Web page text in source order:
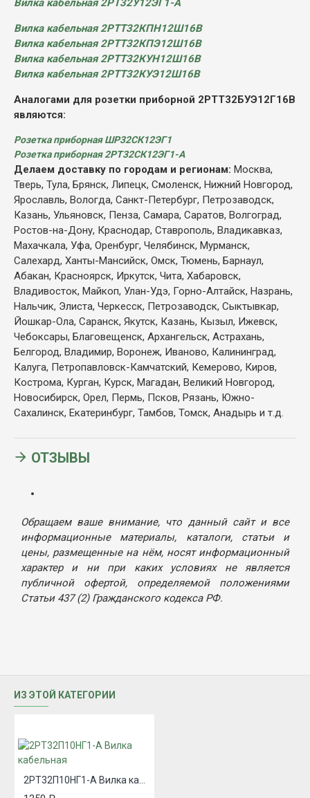
Вилка кабельная 2РТ32У12ЭГ1-А
Вилка кабельная 2РТТ32КПН12Ш16В
Вилка кабельная 2РТТ32КПЭ12Ш16В
Вилка кабельная 2РТТ32КУН12Ш16В
Вилка кабельная 2РТТ32КУЭ12Ш16В
Аналогами для розетки приборной 2РТТ32БУЭ12Г16В
являются:
Розетка приборная ШР32СК12ЭГ1
Розетка приборная 2РТ32СК12ЭГ1-А
Делаем доставку по городам и регионам: Москва,
Тверь, Тула, Брянск, Липецк, Смоленск, Нижний Новгород,
Ярославль, Вологда, Санкт-Петербург, Петрозаводск,
Казань, Ульяновск, Пенза, Самара, Саратов, Волгоград,
Ростов-на-Дону, Краснодар, Ставрополь, Владикавказ,
Махачкала, Уфа, Оренбург, Челябинск, Мурманск,
Салехард, Ханты-Мансийск, Омск, Тюмень, Барнаул,
Абакан, Красноярск, Иркутск, Чита, Хабаровск,
Владивосток, Майкоп, Улан-Удэ, Горно-Алтайск, Назрань,
Нальчик, Элиста, Черкесск, Петрозаводск, Сыктывкар,
Йошкар-Ола, Саранск, Якутск, Казань, Кызыл, Ижевск,
Чебоксары, Благовещенск, Архангельск, Астрахань,
Белгород, Владимир, Воронеж, Иваново, Калининград,
Калуга, Петропавловск-Камчатский, Кемерово, Киров,
Кострома, Курган, Курск, Магадан, Великий Новгород,
Новосибирск, Орел, Пермь, Псков, Рязань, Южно-
Сахалинск, Екатеринбург, Тамбов, Томск, Анадырь и т.д.
ОТЗЫВЫ
Обращаем ваше внимание, что данный сайт и все
информационные материалы, каталоги, статьи и
цены, размещенные на нём, носят информационный
характер и ни при каких условиях не является
публичной офертой, определяемой положениями
Статьи 437 (2) Гражданского кодекса РФ.
ИЗ ЭТОЙ КАТЕГОРИИ